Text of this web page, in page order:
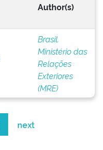
Author(s)
Brasil.
Ministério das
Relações
Exteriores
(MRE)
next